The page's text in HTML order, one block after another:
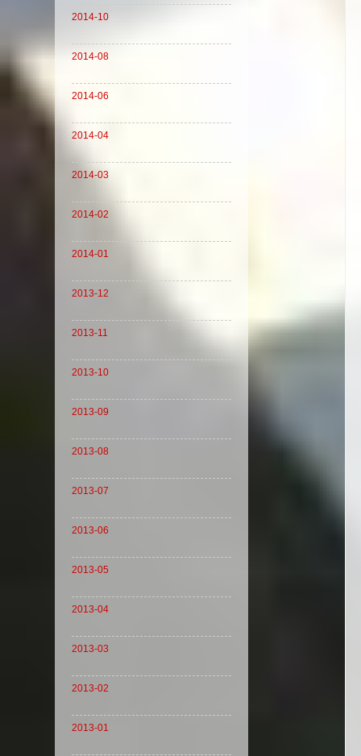
2014-10
2014-08
2014-06
2014-04
2014-03
2014-02
2014-01
2013-12
2013-11
2013-10
2013-09
2013-08
2013-07
2013-06
2013-05
2013-04
2013-03
2013-02
2013-01